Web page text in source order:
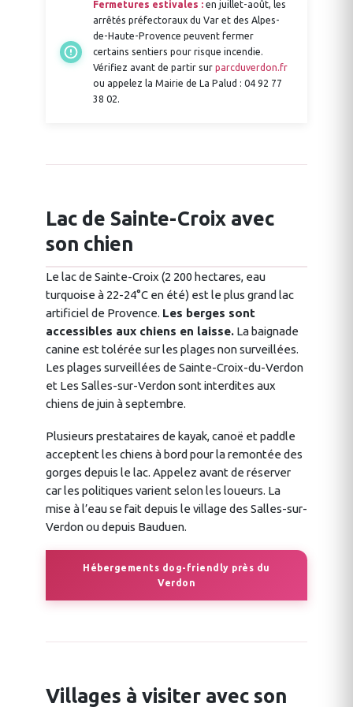
Fermetures estivales : en juillet-août, les
arrêtés préfectoraux du Var et des Alpes-
de-Haute-Provence peuvent fermer
certains sentiers pour risque incendie.
Vérifiez avant de partir sur parcduverdon.fr
ou appelez la Mairie de La Palud : 04 92 77
38 02.
Lac de Sainte-Croix avec
son chien
Le lac de Sainte-Croix (2 200 hectares, eau
turquoise à 22-24°C en été) est le plus grand lac
artificiel de Provence. Les berges sont
accessibles aux chiens en laisse. La baignade
canine est tolérée sur les plages non surveillées.
Les plages surveillées de Sainte-Croix-du-Verdon
et Les Salles-sur-Verdon sont interdites aux
chiens de juin à septembre.
Plusieurs prestataires de kayak, canoë et paddle
acceptent les chiens à bord pour la remontée des
gorges depuis le lac. Appelez avant de réserver
car les politiques varient selon les loueurs. La
mise à l’eau se fait depuis le village des Salles-sur-
Verdon ou depuis Bauduen.
Hébergements dog-friendly près du
Verdon
Villages à visiter avec son